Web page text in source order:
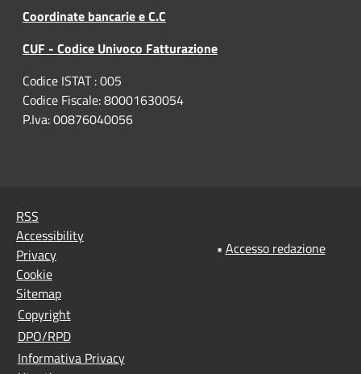
Coordinate bancarie e C.C
CUF - Codice Univoco Fatturazione
Codice ISTAT : 005
Codice Fiscale: 80001630054
P.Iva: 00876040056
RSS
Accessibility
Privacy
Cookie
Sitemap
Copyright
DPO/RPD
Informativa Privacy
• Accesso redazione